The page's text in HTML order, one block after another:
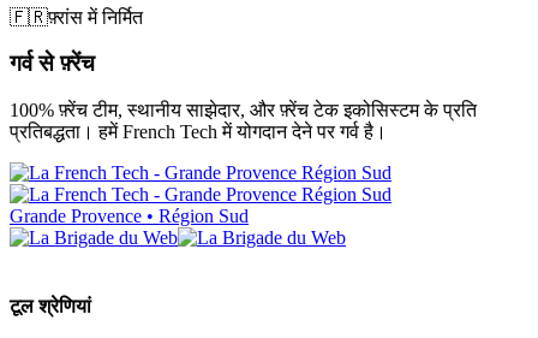
🇫🇷फ़्रांस में निर्मित
गर्व से फ़्रेंच
100% फ़्रेंच टीम, स्थानीय साझेदार, और फ़्रेंच टेक इकोसिस्टम के प्रति
प्रतिबद्धता। हमें French Tech में योगदान देने पर गर्व है।
Grande Provence • Région Sud
टूल श्रेणियां